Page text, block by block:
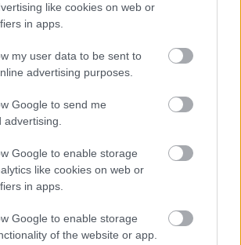
like cookies on web or
in apps.
my user data to be sent to
advertising purposes.
Google to send me
Google to enable storage
like cookies on web or
in apps.
Google to enable storage
of the website or app.
A GMAIL ÉS AZ ÖNKÉNY ELLEN
GOOGLE A VÉDVONAL LEVELEZŐ
tényleg egy ingyenes e-mail